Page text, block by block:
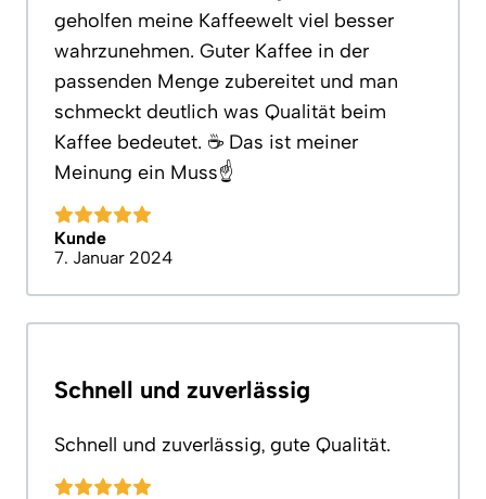
geholfen meine Kaffeewelt viel besser
wahrzunehmen. Guter Kaffee in der
passenden Menge zubereitet und man
schmeckt deutlich was Qualität beim
Kaffee bedeutet. ☕️ Das ist meiner
Meinung ein Muss☝️
Kunde
7. Januar 2024
Schnell und zuverlässig
Schnell und zuverlässig, gute Qualität.